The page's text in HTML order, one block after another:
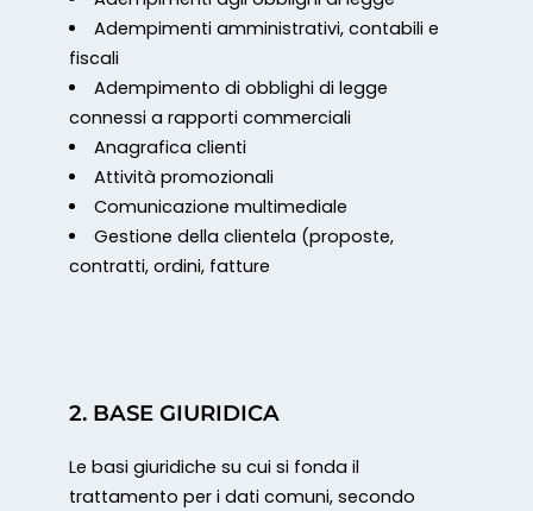
Adempimenti amministrativi, contabili e
fiscali
Adempimento di obblighi di legge
connessi a rapporti commerciali
Anagrafica clienti
Attività promozionali
Comunicazione multimediale
Gestione della clientela (proposte,
contratti, ordini, fatture
2. BASE GIURIDICA
Le basi giuridiche su cui si fonda il
trattamento per i dati comuni, secondo